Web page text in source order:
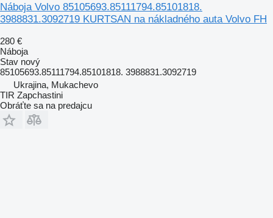
Náboja Volvo 85105693.85111794.85101818.
3988831.3092719 KURTSAN na nákladného auta Volvo FH
280 €
Náboja
Stav nový
85105693.85111794.85101818. 3988831.3092719
Ukrajina, Mukachevo
TIR Zapchastini
Obráťte sa na predajcu